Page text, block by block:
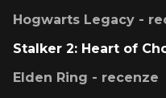
Hogwarts Legacy -
Stalker 2: Heart of
Elden Ring - recenze